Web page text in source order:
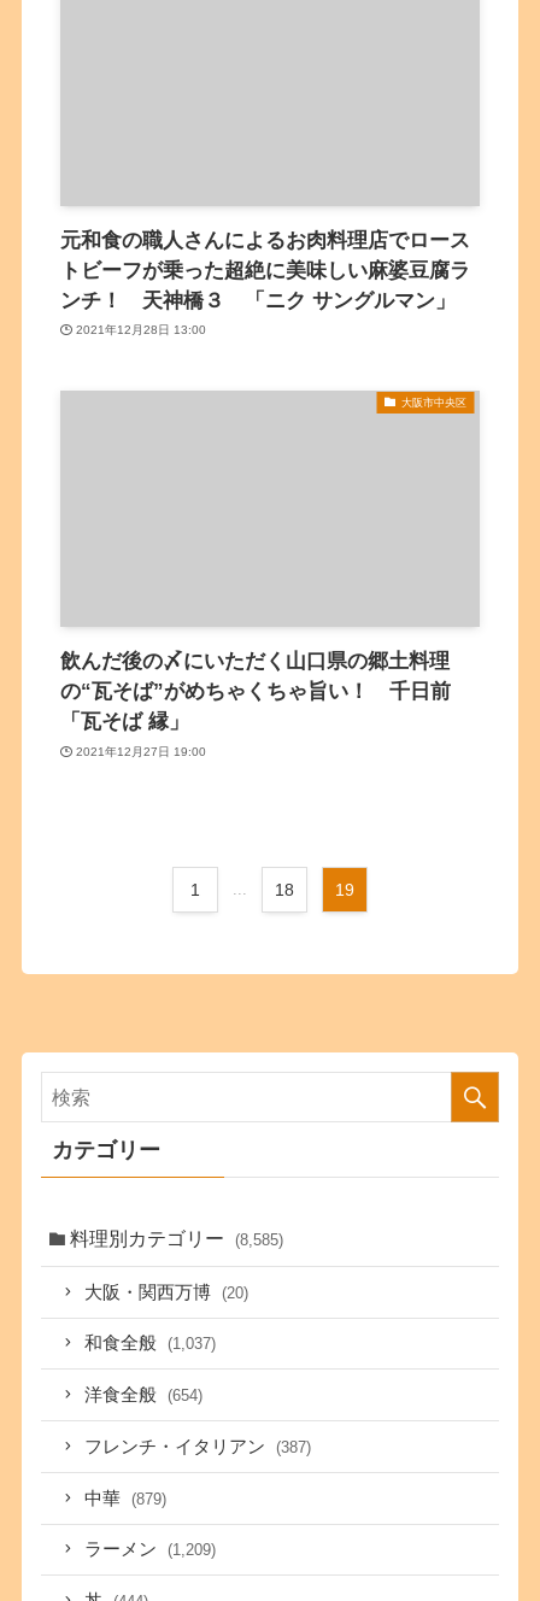
元和食の職人さんによるお肉料理店でロース
トビーフが乗った超絶に美味しい麻婆豆腐ラ
ンチ！ 天神橋３ 「ニク サングルマン」
2021年12月28日 13:00
大阪市中央区
飲んだ後の〆にいただく山口県の郷土料理
の“瓦そば”がめちゃくちゃ旨い！ 千日前
「瓦そば 縁」
2021年12月27日 19:00
1 18 19
カテゴリー
料理別カテゴリー (8,585)
大阪・関西万博 (20)
和食全般 (1,037)
洋食全般 (654)
フレンチ・イタリアン (387)
中華 (879)
ラーメン (1,209)